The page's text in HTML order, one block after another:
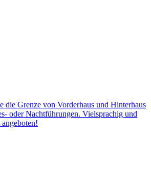
die Grenze von Vorderhaus und Hinterhaus
oder Nachtführungen. Vielsprachig und